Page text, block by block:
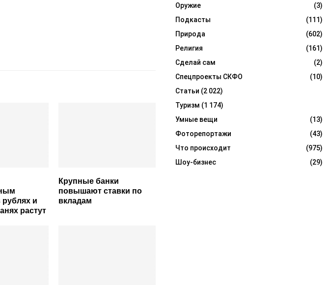
рублях и
растут
Крупные банки
повышают ставки по
вкладам
Оружие
(3)
Подкасты
(111)
Природа
(602)
Религия
(161)
Сделай сам
(2)
Спецпроекты СКФО
(10)
Статьи (2 022)
Туризм (1 174)
Умные вещи
(13)
Фоторепортажи
(43)
Что происходит
(975)
Шоу-бизнес
(29)